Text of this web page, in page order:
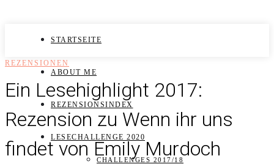
STARTSEITE
ABOUT ME
REZENSIONSINDEX
LESECHALLENGE 2020
CHALLENGES 2017/18
REZENSIONEN
Ein Lesehighlight 2017:
Rezension zu Wenn ihr uns
findet von Emily Murdoch